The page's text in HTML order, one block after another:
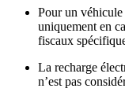
Pour un véhicule
uniquement en
fiscaux
La recharge
n’est pas